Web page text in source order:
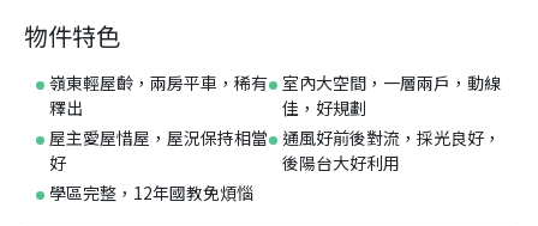
物件特色
嶺東輕屋齡，兩房平車，稀有
釋出
室內大空間，一層兩戶，動線
佳，好規劃
屋主愛屋惜屋，屋況保持相當
好
通風好前後對流，採光良好，
後陽台大好利用
學區完整，12年國教免煩惱